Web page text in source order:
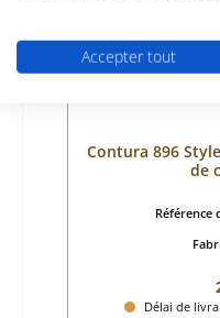
Contura 896
de
Délai de
Accepter tout